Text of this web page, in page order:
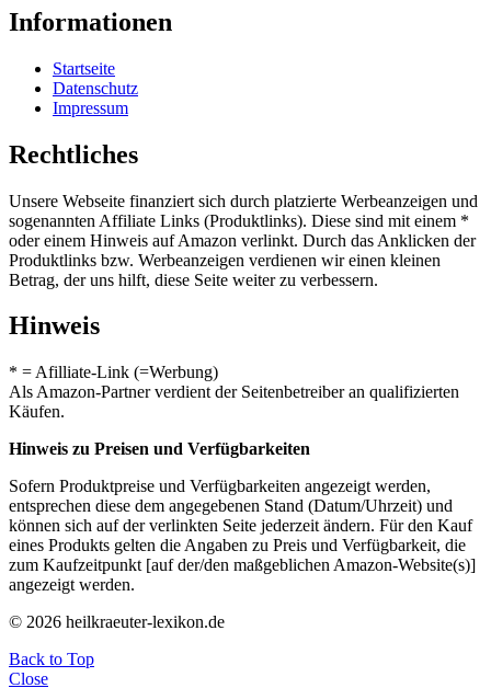
Informationen
Startseite
Datenschutz
Impressum
Rechtliches
Unsere Webseite finanziert sich durch platzierte Werbeanzeigen und
sogenannten Affiliate Links (Produktlinks). Diese sind mit einem *
oder einem Hinweis auf Amazon verlinkt. Durch das Anklicken der
Produktlinks bzw. Werbeanzeigen verdienen wir einen kleinen
Betrag, der uns hilft, diese Seite weiter zu verbessern.
Hinweis
* = Afilliate-Link (=Werbung)
Als Amazon-Partner verdient der Seitenbetreiber an qualifizierten
Käufen.
Hinweis zu Preisen und Verfügbarkeiten
Sofern Produktpreise und Verfügbarkeiten angezeigt werden,
entsprechen diese dem angegebenen Stand (Datum/Uhrzeit) und
können sich auf der verlinkten Seite jederzeit ändern. Für den Kauf
eines Produkts gelten die Angaben zu Preis und Verfügbarkeit, die
zum Kaufzeitpunkt [auf der/den maßgeblichen Amazon-Website(s)]
angezeigt werden.
© 2026 heilkraeuter-lexikon.de
Back to Top
Close